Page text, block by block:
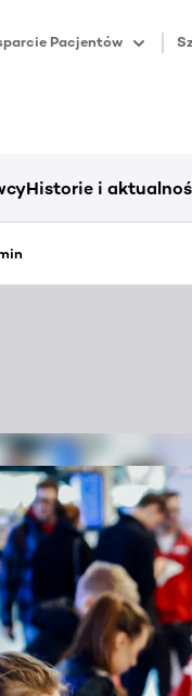
Pacjentów
Historie i